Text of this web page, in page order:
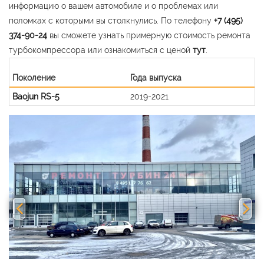
информацию о вашем автомобиле и о проблемах или
поломках с которыми вы столкнулись. По телефону +7 (495)
374-90-24 вы сможете узнать примерную стоимость ремонта
турбокомпрессора или ознакомиться с ценой тут
Поколение
Года выпуска
Baojun RS-5
2019-2021